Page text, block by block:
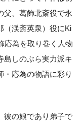
父、葛飾北斎役で永
（渓斎英泉）役にKi
応為を取り巻く人物
島しのぶら実力派キ
・応為の物語に彩り
彼の娘であり弟子で